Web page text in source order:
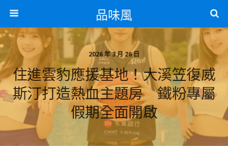
品味風
2026 年 3 月 26 日
住進雲豹應援基地！大溪笠復威
斯汀打造熱血主題房 鐵粉專屬
假期全面開啟